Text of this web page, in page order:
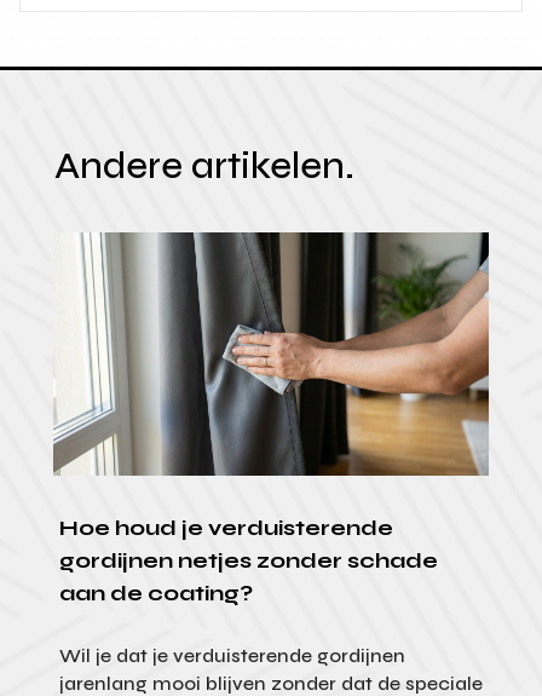
Andere artikelen.
Hoe houd je verduisterende
gordijnen netjes zonder schade
aan de coating?
Wil je dat je verduisterende gordijnen
jarenlang mooi blijven zonder dat de speciale